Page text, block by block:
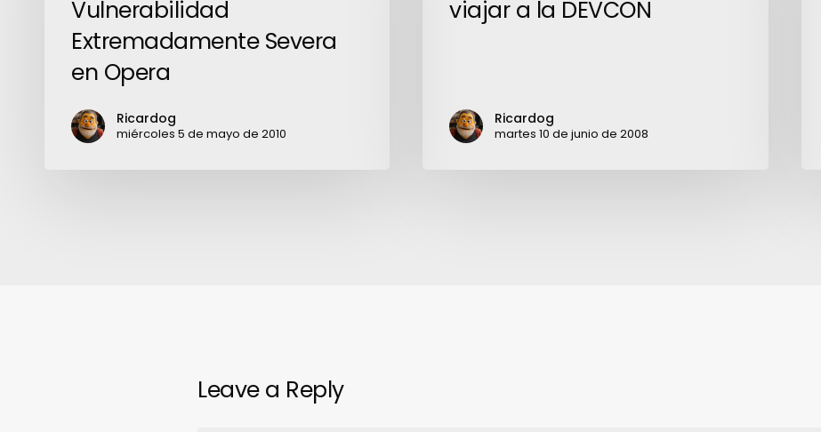
Extremadamente
Severa
Vulnerabilidad
Extremadamente Severa
en Opera
Ricardog
miércoles 5 de mayo de 2010
viajar a la DEVCON
Ricardog
martes 10 de junio de 2008
Leave a Reply